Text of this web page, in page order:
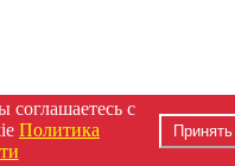
соглашаетесь с
Политика
Принять